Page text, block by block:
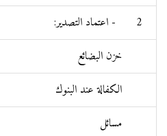
2- اعتماد التصدير:
خزن البضائع
الكفالة عند البنوك
مسائل